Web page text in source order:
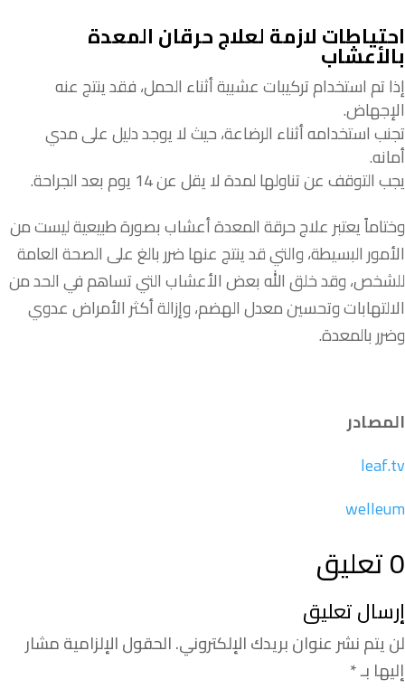
احتياطات لازمة لعلاج حرقان المعدة
بالأعشاب
إذا تم استخدام تركيبات عشبية أثناء الحمل، فقد ينتج عنه
الإجهاض.
تجنب استخدامه أثناء الرضاعة، حيث لا يوجد دليل على مدي
أمانه.
يجب التوقف عن تناولها لمدة لا يقل عن 14 يوم بعد الجراحة.
وختاماً يعتبر علاج حرقة المعدة أعشاب بصورة طبيعية ليست من
الأمور البسيطة، والتي قد ينتج عنها ضرر بالغ على الصحة العامة
للشخص، وقد خلق الله بعض الأعشاب التي تساهم في الحد من
الالتهابات وتحسين معدل الهضم، وإزالة أكثر الأمراض عدوي
وضرر بالمعدة.
المصادر
leaf.tv
welleum
0 تعليق
إرسال تعليق
لن يتم نشر عنوان بريدك الإلكتروني.الحقول الإلزامية مشار
إليها بـ*